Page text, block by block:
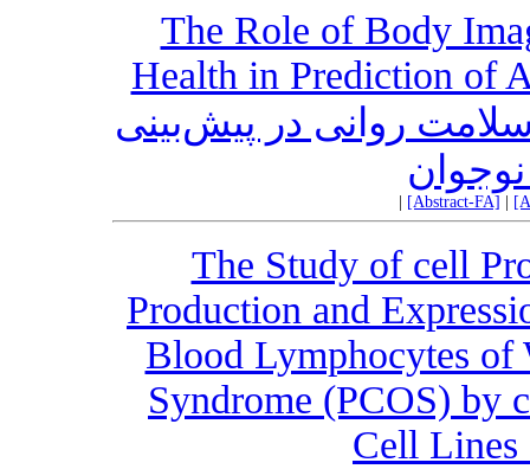
The Role of Body
Health in Prediction of
روانی در پیش‌بینی
[Abstract-FA]
The Study of cell
Production and
Blood Lymphocytes
Syndrome (PCOS) by
Cell